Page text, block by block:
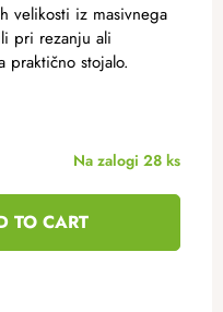
Na zalogi 28 ks
TO CART
velikosti iz masivnega
pri rezanju ali
stojalo.